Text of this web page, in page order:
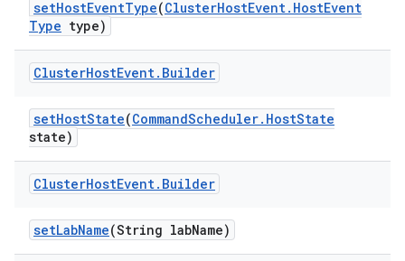
setHostEventType(ClusterHostEvent. HostEvent
Type type)
ClusterHostEvent. Builder
setHostState(CommandScheduler. HostState
state)
ClusterHostEvent. Builder
setLabName(String labName)